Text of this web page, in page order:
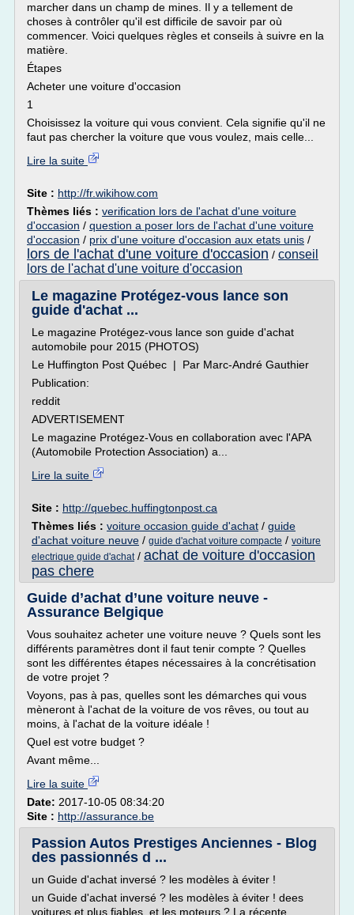
marcher dans un champ de mines. Il y a tellement de
choses à contrôler qu'il est difficile de savoir par où
commencer. Voici quelques règles et conseils à suivre en la
matière.
Étapes
Acheter une voiture d'occasion
1
Choisissez la voiture qui vous convient. Cela signifie qu'il ne
faut pas chercher la voiture que vous voulez, mais celle...
Lire la suite
Site : http://fr.wikihow.com
Thèmes liés : verification lors de l'achat d'une voiture
d'occasion / question a poser lors de l'achat d'une voiture
d'occasion / prix d'une voiture d'occasion aux etats unis /
lors de l'achat d'une voiture d'occasion / conseil
lors de l'achat d'une voiture d'occasion
Le magazine Protégez-vous lance son
guide d'achat ...
Le magazine Protégez-vous lance son guide d'achat
automobile pour 2015 (PHOTOS)
Le Huffington Post Québec | Par Marc-André Gauthier
Publication:
reddit
ADVERTISEMENT
Le magazine Protégez-Vous en collaboration avec l'APA
(Automobile Protection Association) a...
Lire la suite
Site : http://quebec.huffingtonpost.ca
Thèmes liés : voiture occasion guide d'achat / guide
d'achat voiture neuve / guide d'achat voiture compacte / voiture
electrique guide d'achat/ achat de voiture d'occasion
pas chere
Guide d’achat d’une voiture neuve -
Assurance Belgique
Vous souhaitez acheter une voiture neuve ? Quels sont les
différents paramètres dont il faut tenir compte ? Quelles
sont les différentes étapes nécessaires à la concrétisation
de votre projet ?
Voyons, pas à pas, quelles sont les démarches qui vous
mèneront à l'achat de la voiture de vos rêves, ou tout au
moins, à l'achat de la voiture idéale !
Quel est votre budget ?
Avant même...
Lire la suite
Date: 2017-10-05 08:34:20
Site : http://assurance.be
Passion Autos Prestiges Anciennes - Blog
des passionnés d ...
un Guide d'achat inversé ? les modèles à éviter !
un Guide d'achat inversé ? les modèles à éviter ! dees
voitures et plus fiables, et les moteurs ? La récente